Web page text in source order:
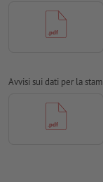
Modalità colori:
patinate,
patinate
Avvisi sui dati per la